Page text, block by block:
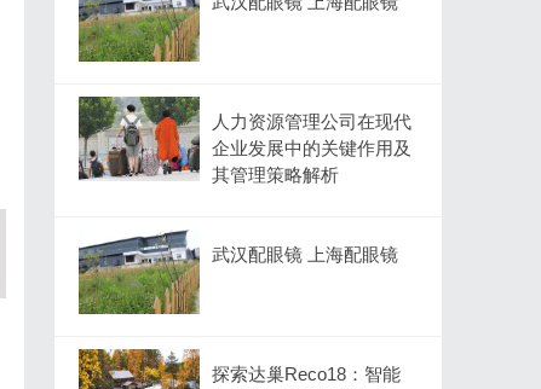
人力资源管理公司在现代
企业发展中的关键作用及
其管理策略解析
武汉配眼镜 上海配眼镜
探索达巢Reco18：智能